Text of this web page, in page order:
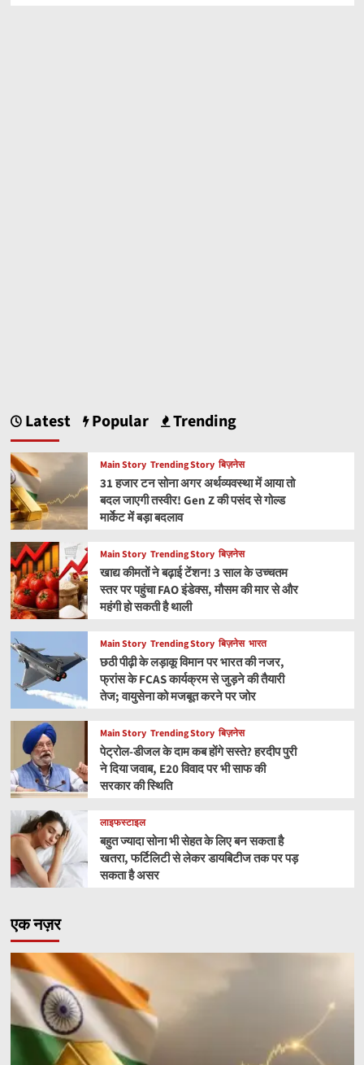
Latest Popular Trending
Main Story Trending Story बिज़नेस
31 हजार टन सोना अगर अर्थव्यवस्था में आया तो
बदल जाएगी तस्वीर! Gen Z की पसंद से गोल्ड
मार्केट में बड़ा बदलाव
Main Story Trending Story बिज़नेस
खाद्य कीमतों ने बढ़ाई टेंशन! 3 साल के उच्चतम
स्तर पर पहुंचा FAO इंडेक्स, मौसम की मार से और
महंगी हो सकती है थाली
Main Story Trending Story बिज़नेस भारत
छठी पीढ़ी के लड़ाकू विमान पर भारत की नजर,
फ्रांस के FCAS कार्यक्रम से जुड़ने की तैयारी
तेज; वायुसेना को मजबूत करने पर जोर
Main Story Trending Story बिज़नेस
पेट्रोल-डीजल के दाम कब होंगे सस्ते? हरदीप पुरी
ने दिया जवाब, E20 विवाद पर भी साफ की
सरकार की स्थिति
लाइफस्टाइल
बहुत ज्यादा सोना भी सेहत के लिए बन सकता है
खतरा, फर्टिलिटी से लेकर डायबिटीज तक पर पड़
सकता है असर
एक नज़र